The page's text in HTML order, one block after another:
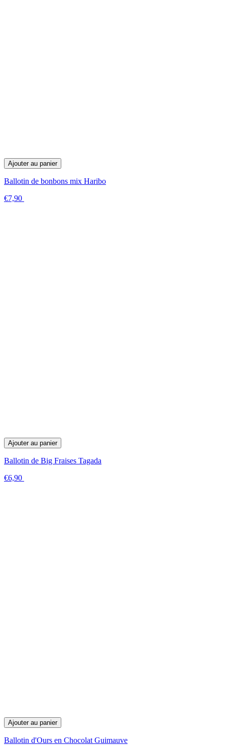
Ajouter au panier
Ballotin de bonbons mix Haribo
€7,90
Ajouter au panier
Ballotin de Big Fraises Tagada
€6,90
Ajouter au panier
Ballotin d'Ours en Chocolat Guimauve